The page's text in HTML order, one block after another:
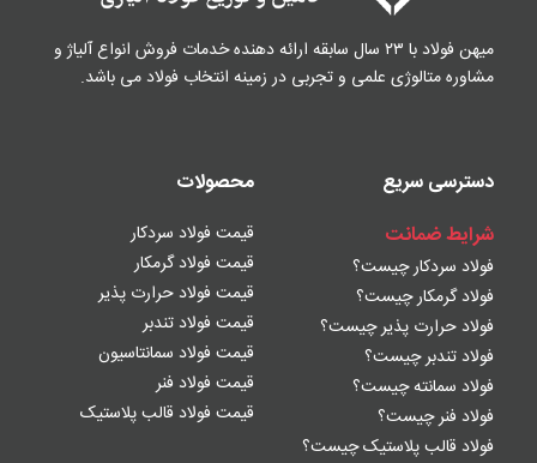
میهن فولاد با ۲۳ سال سابقه ارائه دهنده خدمات فروش
انواع آلیاژ و
مشاوره متالوژی علمی و تجربی در زمینه انتخاب فولاد می باشد.
دسترسی سریع
شرایط ضمانت
فولاد سردکار چیست؟
فولاد گرمکار چیست؟
فولاد حرارت پذیر چیست؟
فولاد تندبر چیست؟
فولاد سمانته چیست؟
فولاد فنر چیست؟
فولاد قالب پلاستیک چیست؟
محصولات
قیمت فولاد سردکار
قیمت فولاد گرمکار
قیمت فولاد حرارت پذیر
قیمت فولاد تندبر
قیمت فولاد سمانتاسیون
قیمت فولاد فنر
قیمت فولاد قالب پلاستیک